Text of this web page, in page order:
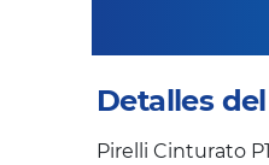
Detalles
Pirelli Cinturato